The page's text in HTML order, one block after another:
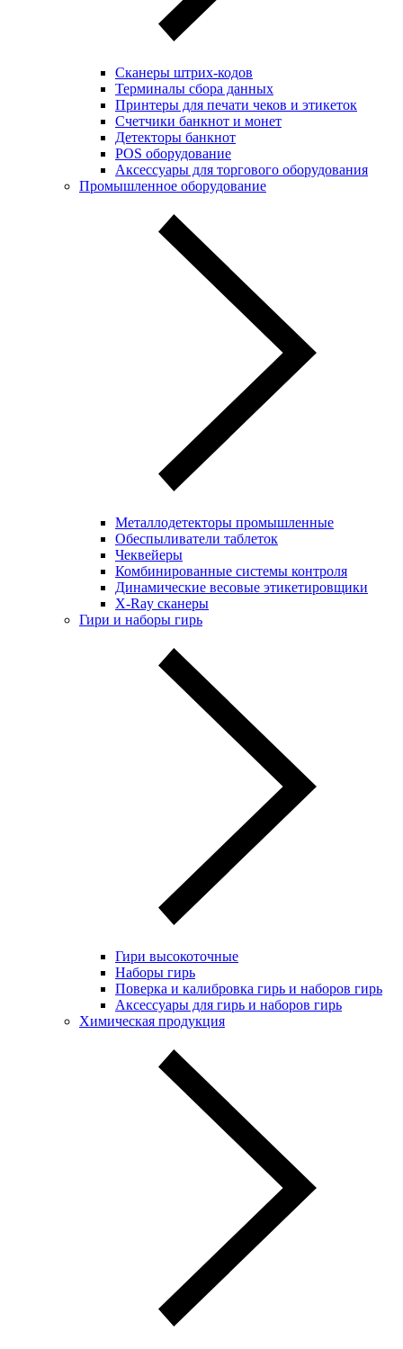
Сканеры штрих-кодов
Терминалы сбора данных
Принтеры для печати чеков и этикеток
Cчетчики банкнот и монет
Детекторы банкнот
POS оборудование
Аксессуары для торгового оборудования
Промышленное оборудование
Металлодетекторы промышленные
Обеспыливатели таблеток
Чеквейеры
Комбинированные системы контроля
Динамические весовые этикетировщики
X-Ray сканеры
Гири и наборы гирь
Гири высокоточные
Наборы гирь
Поверка и калибровка гирь и наборов гирь
Аксессуары для гирь и наборов гирь
Химическая продукция